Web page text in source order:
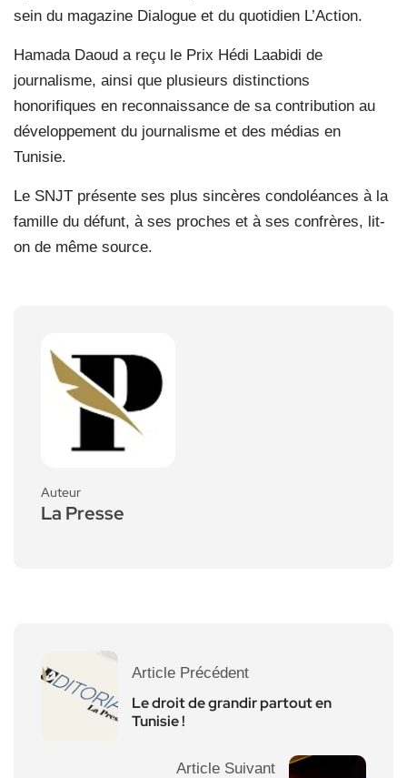
sein du magazine Dialogue et du quotidien L’Action.
Hamada Daoud a reçu le Prix Hédi Laabidi de
journalisme, ainsi que plusieurs distinctions
honorifiques en reconnaissance de sa contribution au
développement du journalisme et des médias en
Tunisie.
Le SNJT présente ses plus sincères condoléances à la
famille du défunt, à ses proches et à ses confrères, lit-
on de même source.
Auteur
La Presse
Article Précédent
Le droit de grandir partout en
Tunisie !
Article Suivant